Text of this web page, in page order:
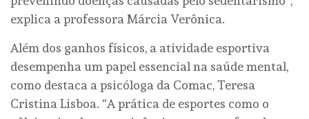
explica a professora Márcia Verônica.
Além dos ganhos físicos, a atividade esportiva
desempenha um papel essencial na saúde mental,
como destaca a psicóloga da Comac, Teresa
Cristina Lisboa. “A prática de esportes como o